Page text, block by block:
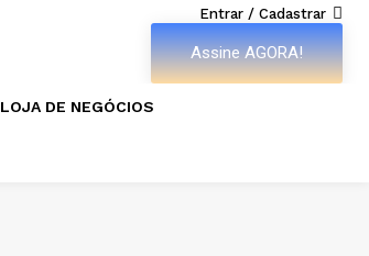
Entrar / Cadastrar
Assine AGORA!
LOJA DE NEGÓCIOS